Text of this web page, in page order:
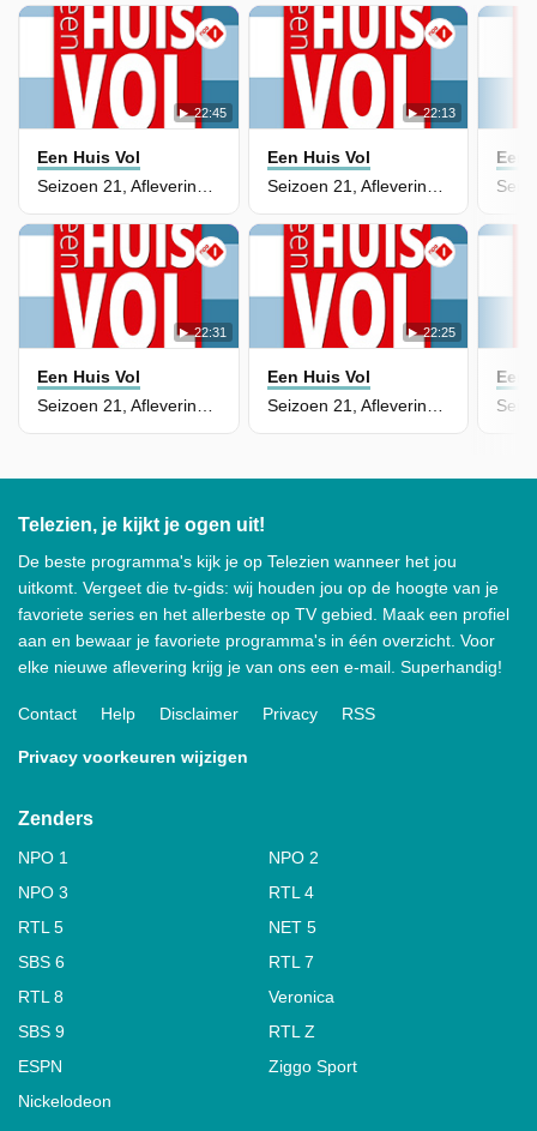
22:45
Een Huis Vol
Seizoen 21, Aflevering 20 - Verrassing!
22:13
Een Huis Vol
Seizoen 21, Aflevering 19 - Met elkaar
22:31
Een Huis Vol
22:25
Een Huis Vol
Een
Een
Telezien, je kijkt je ogen uit!
De beste programma's kijk je op Telezien wanneer het jou
uitkomt. Vergeet die tv-gids: wij houden jou op de hoogte van je
favoriete series en het allerbeste op TV gebied. Maak een profiel
aan en bewaar je favoriete programma's in één overzicht. Voor
elke nieuwe aflevering krijg je van ons een e-mail. Superhandig!
Contact Help Disclaimer Privacy RSS
Privacy voorkeuren wijzigen
Zenders
NPO 1
NPO 2
NPO 3
RTL 4
RTL 5
NET 5
SBS 6
RTL 7
RTL 8
Veronica
SBS 9
RTL Z
ESPN
Ziggo Sport
Nickelodeon